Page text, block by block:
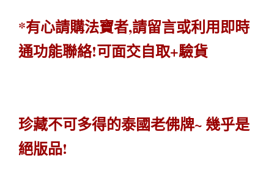
*有心請購法寶者,請留言或利用即時
通功能聯絡!可面交自取+驗貨
珍藏不可多得的泰國老佛牌~ 幾乎是
絕版品!